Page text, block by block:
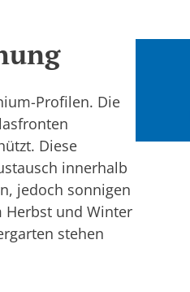
Profilen. Die
Diese
innerhalb
jedoch sonnigen
Herbst und Winter
stehen